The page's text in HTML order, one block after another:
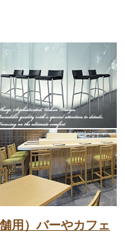
用）バーやカフェ